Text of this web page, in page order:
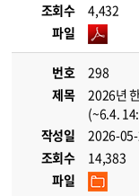
조회수
4,432
파일
번호
298
제목
2026년
(~6.4.
작성일
2026-
조회수
14,383
파일